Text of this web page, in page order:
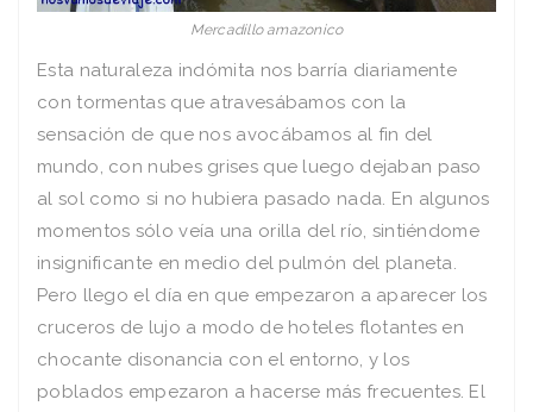
Mercadillo amazonico
Esta naturaleza indómita nos barría diariamente
con tormentas que atravesábamos con la
sensación de que nos avocábamos al fin del
mundo, con nubes grises que luego dejaban paso
al sol como si no hubiera pasado nada. En algunos
momentos sólo veía una orilla del río, sintiéndome
insignificante en medio del pulmón del planeta.
Pero llego el día en que empezaron a aparecer los
cruceros de lujo a modo de hoteles flotantes en
chocante disonancia con el entorno, y los
poblados empezaron a hacerse más frecuentes. El